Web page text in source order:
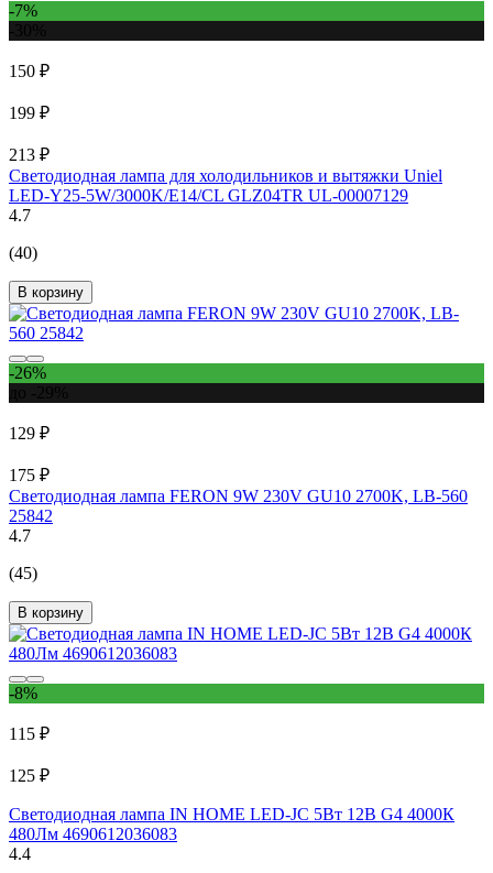
-7%
150 ₽
199 ₽
213 ₽
Светодиодная лампа для холодильников и вытяжки Uniel
LED-Y25-5W/3000K/E14/CL GLZ04TR UL-00007129
4.7
(40)
В корзину
-26%
129 ₽
175 ₽
Светодиодная лампа FERON 9W 230V GU10 2700K, LB-560
25842
4.7
(45)
В корзину
-8%
115 ₽
125 ₽
Светодиодная лампа IN HOME LED-JC 5Вт 12В G4 4000К
480Лм 4690612036083
4.4